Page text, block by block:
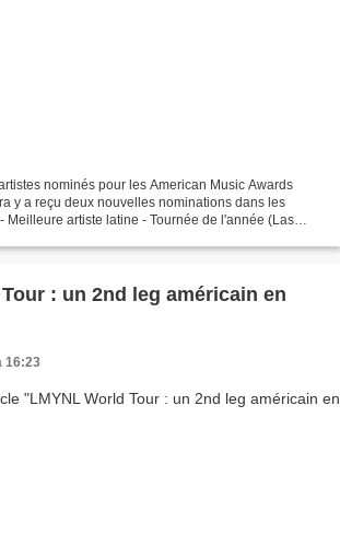
nominés pour les American Music Awards
y a reçu deux nouvelles nominations dans les
Meilleure artiste latine - Tournée de l'année (Las
: un 2nd leg américain en
16:23